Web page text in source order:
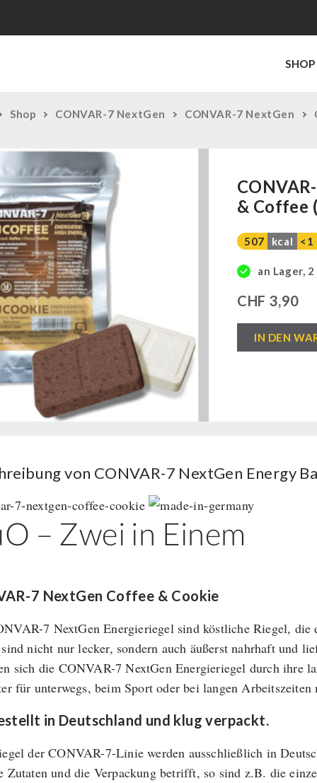
SHOP
Shop CONVAR-7 NextGen CONVAR-7 NextGen
& Coffee
507 kcal <1
an Lager,
CHF 3,90
CONVAR-
7
&
(120g)
Menge
IN DEN
von CONVAR-7 NextGen Energy
– Zwei in Einem
7 NextGen Coffee & Cookie
7 NextGen Energieriegel sind köstliche Riegel, die
nicht nur lecker, sondern auch äußerst nahrhaft und
sich die CONVAR-7 NextGen Energieriegel durch ihre
für unterwegs, beim Sport oder bei langen Arbeitszeiten
in Deutschland und klug verpackt.
der CONVAR-7-Linie werden ausschließlich in
Zutaten und die Verpackung betrifft, so sind z.B. die